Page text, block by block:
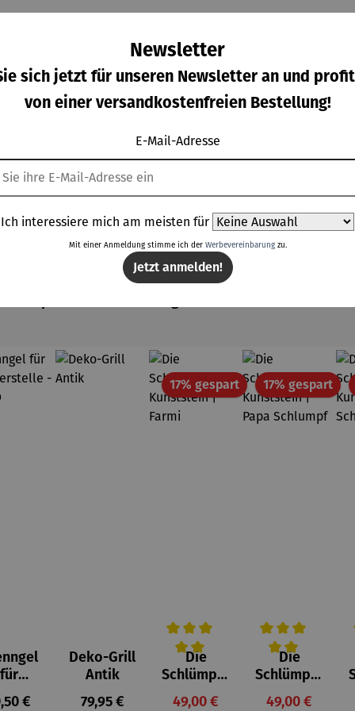
5 Sternenvon 5 von 5 Sternen
Bewertung von 5 von 5 Sternen
n |
ne
€
59,00 €
Verkaufspreis:
44,95 €
UVP55,00 €
Buchfink
ar
für
Preis:
€
Deko-Grill
Antik
Regulärer Preis:
79,95 €
17% gespartRabatt
Durchschnittliche Bewertung von
Die
Schlümpfe
aus
Verkaufspreis:
49,00 €
17% gespart
Die
Schlümpfe
aus
49,00 €
Newsletter
sich jetzt für unseren Newsletter an und
von einer versandkostenfreien Bestellung!
E-Mail-Adresse
Ich interessiere mich am meisten für
Mit einer Anmeldung stimme ich der Werbevereinbarungzu.
Jetzt anmelden!